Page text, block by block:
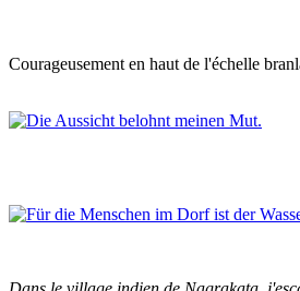
Courageusement en haut de l'échelle